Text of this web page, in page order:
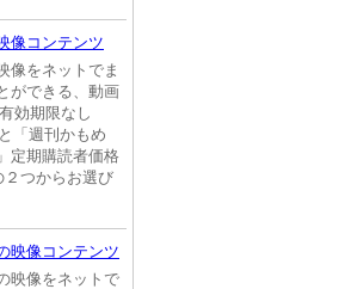
像コンテンツ
像をネットでま
ができる、動画
効期限なし
「週刊かもめ
定期購読者価格
２つからお選び
映像コンテンツ
映像をネットで